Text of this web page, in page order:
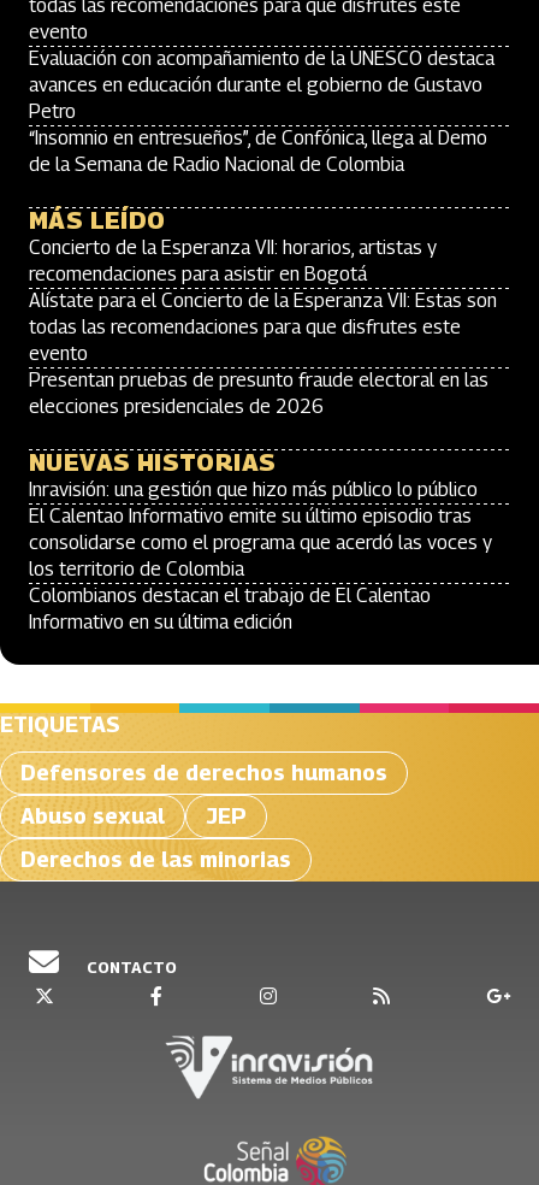
todas las recomendaciones para que disfrutes este
evento
Evaluación con acompañamiento de la UNESCO destaca
avances en educación durante el gobierno de Gustavo
Petro
“Insomnio en entresueños”, de Confónica, llega al Demo
de la Semana de Radio Nacional de Colombia
MÁS LEÍDO
Concierto de la Esperanza VII: horarios, artistas y
recomendaciones para asistir en Bogotá
Alístate para el Concierto de la Esperanza VII: Estas son
todas las recomendaciones para que disfrutes este
evento
Presentan pruebas de presunto fraude electoral en las
elecciones presidenciales de 2026
NUEVAS HISTORIAS
Inravisión: una gestión que hizo más público lo público
El Calentao Informativo emite su último episodio tras
consolidarse como el programa que acerdó las voces y
los territorio de Colombia
Colombianos destacan el trabajo de El Calentao
Informativo en su última edición
ETIQUETAS
Defensores de derechos humanos
Abuso sexual
JEP
Derechos de las minorias
CONTACTO